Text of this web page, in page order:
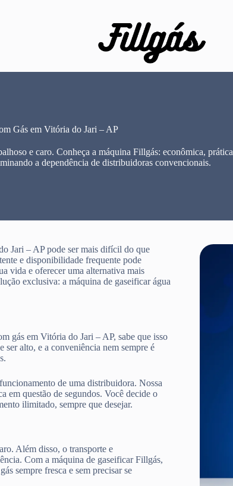
Gás em Vitória do Jari – AP
e caro. Conheça a máquina Fillgás: econômica, prática
a dependência de distribuidoras convencionais.
Jari – AP pode ser mais difícil do que
e disponibilidade frequente pode
vida e oferecer uma alternativa mais
exclusiva: a máquina de gaseificar água
gás em Vitória do Jari – AP, sabe que isso
ser alto, e a conveniência nem sempre é
de uma distribuidora. Nossa
em questão de segundos. Você decide o
ilimitado, sempre que desejar.
Além disso, o transporte e
Com a máquina de gaseificar Fillgás,
sempre fresca e sem precisar se